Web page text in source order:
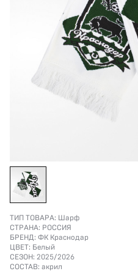
ТИП ТОВАРА: Шарф
СТРАНА: РОССИЯ
БРЕНД: ФК Краснодар
ЦВЕТ: Белый
СЕЗОН: 2025/2026
СОСТАВ: акрил